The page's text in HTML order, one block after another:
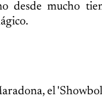
desde mucho
el